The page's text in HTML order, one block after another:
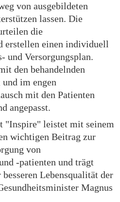
von ausgebildeten
lassen. Die
die
erstellen einen individuell
und Versorgungsplan.
den behandelnden
im engen
mit den Patienten
angepasst.
"Inspire" leistet mit seinem
wichtigen Beitrag zur
von
-patienten und trägt
Lebensqualität der
Magnus